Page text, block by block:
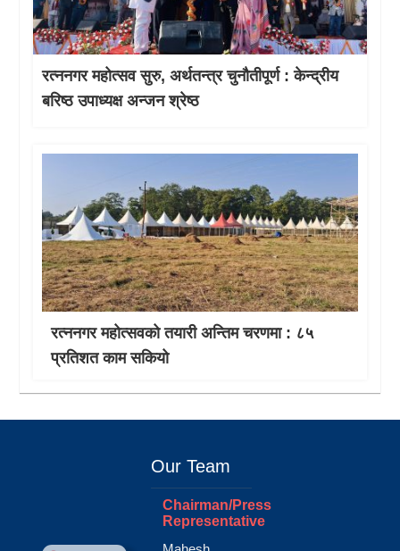
रत्ननगर महोत्सव सुरु, अर्थतन्त्र चुनौतीपूर्ण : केन्द्रीय
बरिष्ठ उपाध्यक्ष अन्जन श्रेष्ठ
रत्ननगर महोत्सवको तयारी अन्तिम चरणमा : ८५
प्रतिशत काम सकियो
Our Team
Chairman/Press
Representative